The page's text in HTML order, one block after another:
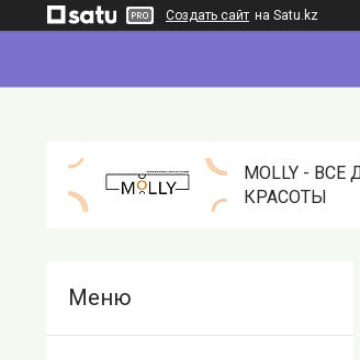
Создать сайт на Satu.kz
MOLLY -
КРАСОТЫ